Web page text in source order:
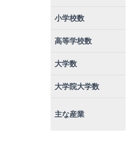
小学校数
高等学校数
大学数
大学院大学数
主な産業